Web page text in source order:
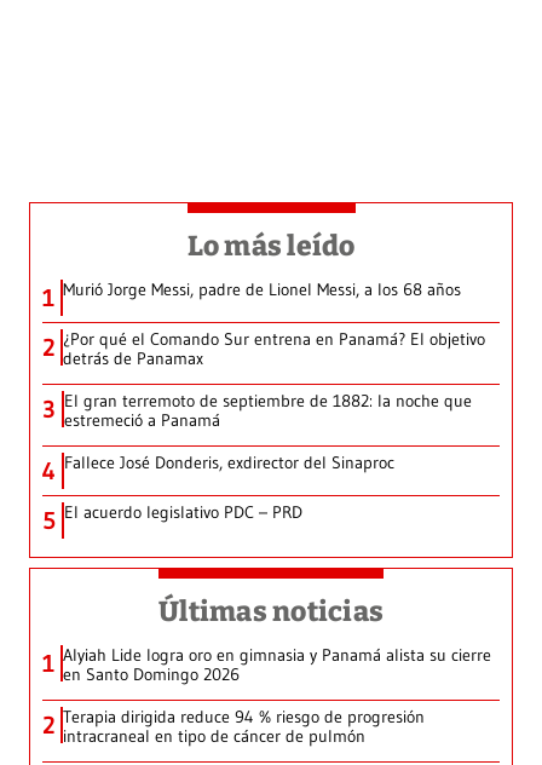
Lo más leído
1 Murió Jorge Messi, padre de Lionel Messi, a los 68 años
2 ¿Por qué el Comando Sur entrena en Panamá? El objetivo
detrás de Panamax
3 El gran terremoto de septiembre de 1882: la noche que
estremeció a Panamá
4 Fallece José Donderis, exdirector del Sinaproc
5 El acuerdo legislativo PDC – PRD
Últimas noticias
1 Alyiah Lide logra oro en gimnasia y Panamá alista su cierre
en Santo Domingo 2026
2 Terapia dirigida reduce 94 % riesgo de progresión
intracraneal en tipo de cáncer de pulmón